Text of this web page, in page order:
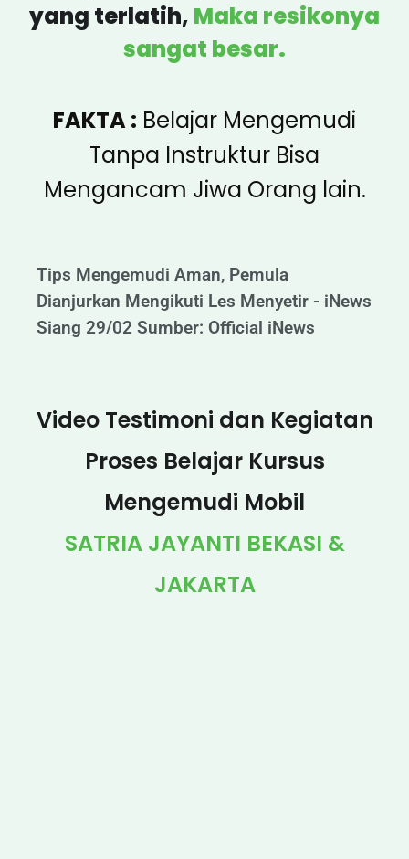
yang terlatih, Maka resikonya
sangat besar.
FAKTA : Belajar Mengemudi
Tanpa Instruktur Bisa
Mengancam Jiwa Orang lain.
Tips Mengemudi Aman, Pemula
Dianjurkan Mengikuti Les Menyetir - iNews
Siang 29/02 Sumber: Official iNews
Video Testimoni dan Kegiatan
Proses Belajar Kursus
Mengemudi Mobil
SATRIA JAYANTI BEKASI &
JAKARTA